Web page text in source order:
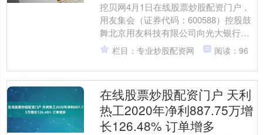
挖贝网4月1日在线股票炒股配资门户，
用友集会（证券代码：600588）控股鼓
舞北京用友科技有限公司向光大银行北
京亚运村支行质押股份4400万股，用于
坐褥盘算。 ....
栏目：专业炒股配资网 阅读：96
在线股票炒股配资门户 天利
热工2020年净利887.75万增
长126.48% 订单增多